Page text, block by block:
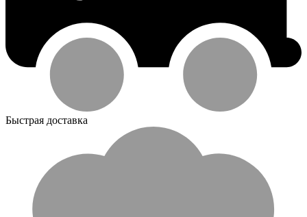
Быстрая доставка